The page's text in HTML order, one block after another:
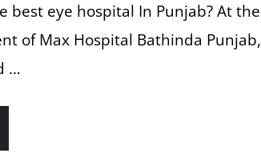
best eye hospital In Punjab? At the
of Max Hospital Bathinda Punjab,
…